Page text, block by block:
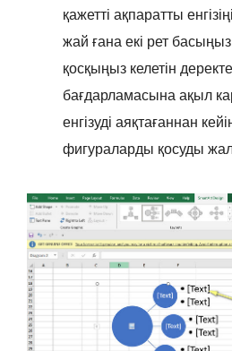
қажетті ақпаратты
жай ғана екі рет басыңыз
қосқыңыз келетін
бағдарламасына ақыл
енгізуді аяқтағаннан
фигураларды қосуды